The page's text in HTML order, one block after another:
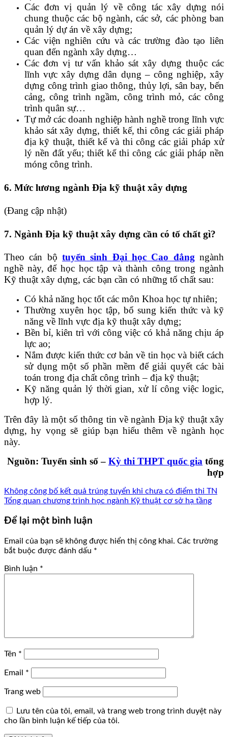
Các đơn vị quản lý về công tác xây dựng nói
chung thuộc các bộ ngành, các sở, các phòng ban
quản lý dự án về xây dựng;
Các viện nghiên cứu và các trường đào tạo liên
quan đến ngành xây dựng…
Các đơn vị tư vấn khảo sát xây dựng thuộc các
lĩnh vực xây dựng dân dụng – công nghiệp, xây
dựng công trình giao thông, thủy lợi, sân bay, bến
cảng, công trình ngầm, công trình mỏ, các công
trình quân sự…
Tự mở các doanh nghiệp hành nghề trong lĩnh vực
khảo sát xây dựng, thiết kế, thi công các giải pháp
địa kỹ thuật, thiết kế và thi công các giải pháp xử
lý nền đất yếu; thiết kế thi công các giải pháp nền
móng công trình.
6. Mức lương ngành Địa kỹ thuật xây dựng
(Đang cập nhật)
7. Ngành Địa kỹ thuật xây dựng cần có tố chất gì?
Theo cán bộ tuyển sinh Đại học Cao đẳng ngành
nghề này, để học học tập và thành công trong ngành
Kỹ thuật xây dựng, các bạn cần có những tố chất sau:
Có khả năng học tốt các môn Khoa học tự nhiên;
Thường xuyên học tập, bổ sung kiến thức và kỹ
năng về lĩnh vực địa kỹ thuật xây dựng;
Bền bỉ, kiên trì với công việc có khả năng chịu áp
lực ao;
Nắm được kiến thức cơ bản về tin học và biết cách
sử dụng một số phần mềm để giải quyết các bài
toán trong địa chất công trình – địa kỹ thuật;
Kỹ năng quản lý thời gian, xử lí công việc logic,
hợp lý.
Trên đây là một số thông tin về ngành Địa kỹ thuật xây
dựng, hy vọng sẽ giúp bạn hiểu thêm về ngành học
này.
Nguồn: Tuyển sinh số – Kỳ thi THPT quốc gia tổng
hợp
Không công bố kết quả trúng tuyển khi chưa có điểm thi TN
Tổng quan chương trình học ngành Kỹ thuật cơ sở hạ tầng
Để lại một bình luận
Email của bạn sẽ không được hiển thị công khai. Các trường
bắt buộc được đánh dấu *
Bình luận *
Tên *
Email *
Trang web
Lưu tên của tôi, email, và trang web trong trình duyệt này
cho lần bình luận kế tiếp của tôi.